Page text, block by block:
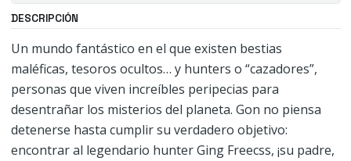
DESCRIPCIÓN
Un mundo fantástico en el que existen bestias
maléficas, tesoros ocultos… y hunters o “cazadores”,
personas que viven increíbles peripecias para
desentrañar los misterios del planeta. Gon no piensa
detenerse hasta cumplir su verdadero objetivo:
encontrar al legendario hunter Ging Freecss, ¡su padre,